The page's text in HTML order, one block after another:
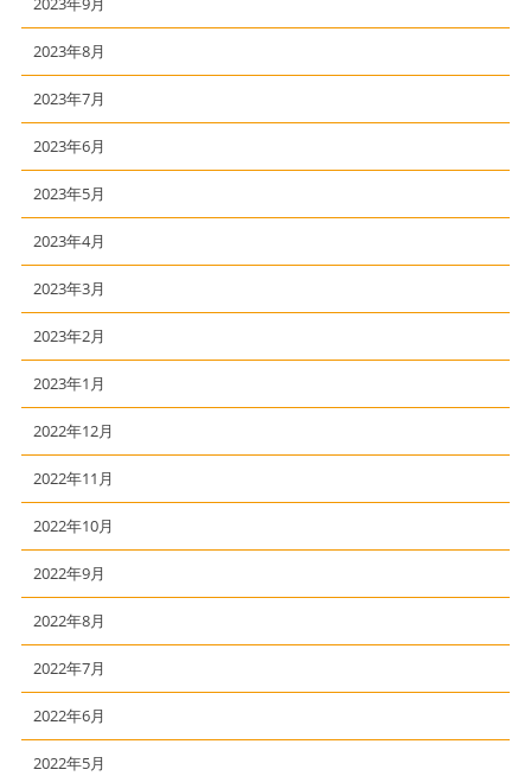
2023年8月
2023年7月
2023年6月
2023年5月
2023年4月
2023年3月
2023年2月
2023年1月
2022年12月
2022年11月
2022年10月
2022年9月
2022年8月
2022年7月
2022年6月
2022年5月